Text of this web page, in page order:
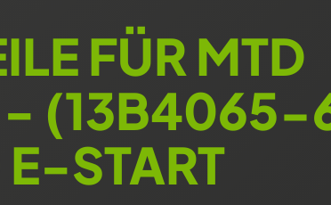
FÜR MTD
-
START